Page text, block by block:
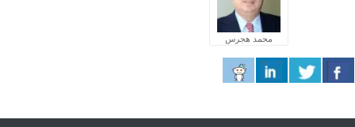
محمد هجرس